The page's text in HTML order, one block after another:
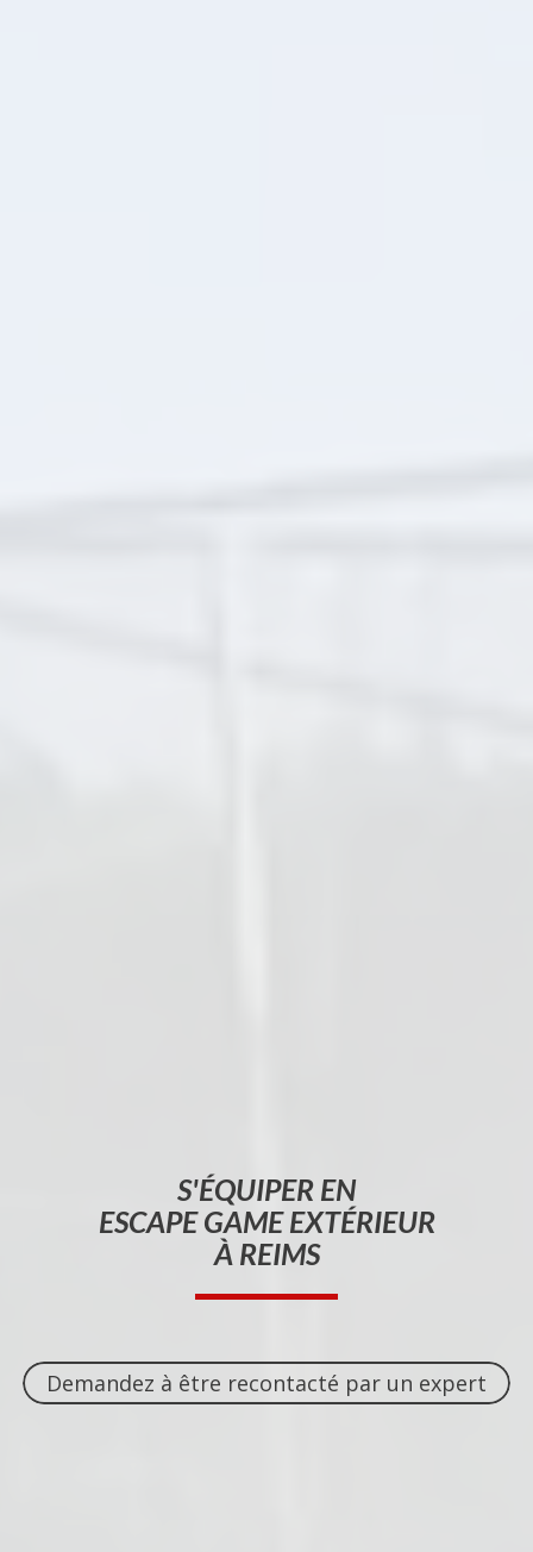
S'ÉQUIPER EN
ESCAPE GAME EXTÉRIEUR
À REIMS
Demandez à être recontacté par un expert